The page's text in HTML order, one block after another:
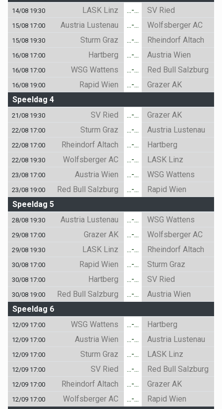
14/08 19:30 LASK Linz ...-... SV Ried
15/08 17:00 Austria Lustenau ...-... Wolfsberger AC
15/08 19:30 Sturm Graz ...-... Rheindorf Altach
16/08 17:00 Hartberg ...-... Austria Wien
16/08 17:00 WSG Wattens ...-... Red Bull Salzburg
16/08 19:00 Rapid Wien ...-...
Grazer AK
Speeldag 4
21/08 19:30 SV Ried ...-... Grazer AK
22/08 17:00 Sturm Graz ...-... Austria Lustenau
22/08 17:00 Rheindorf Altach ...-... Hartberg
22/08 19:30 Wolfsberger AC ...-... LASK Linz
23/08 17:00 Austria Wien ...-... WSG Wattens
23/08 19:00 Red Bull Salzburg ...-...
Rapid Wien
Speeldag 5
28/08 19:30 Austria Lustenau ...-... WSG Wattens
29/08 17:00 Grazer AK ...-... Wolfsberger AC
29/08 19:30 LASK Linz ...-... Rheindorf Altach
30/08 17:00 Rapid Wien ...-... Sturm Graz
30/08 17:00 Hartberg ...-... SV Ried
30/08 19:00 Red Bull Salzburg ...-...
Austria Wien
Speeldag 6
12/09 17:00 WSG Wattens ...-... Hartberg
12/09 17:00 Austria Wien ...-... Austria Lustenau
12/09 17:00 Sturm Graz ...-... LASK Linz
12/09 17:00 SV Ried ...-... Red Bull Salzburg
12/09 17:00 Rheindorf Altach ...-... Grazer AK
12/09 17:00 Wolfsberger AC ...-...
Rapid Wien